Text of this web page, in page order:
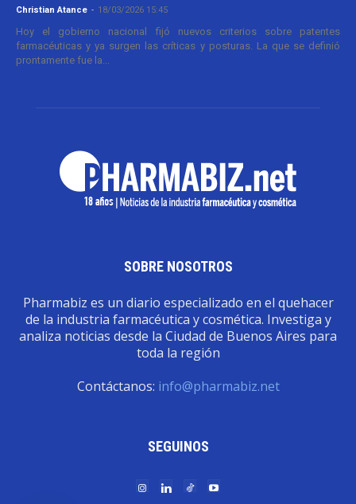
Christian Atance - 18/03/2026 15:45
Hoy el gobierno nacional fijó nuevos criterios sobre patentes
farmacéuticas y ya surgen las críticas y posturas. La que se definió
prontamente fue la...
SOBRE NOSOTROS
Pharmabiz es un diario especializado en el quehacer
de la industria farmacéutica y cosmética. Investiga y
analiza noticias desde la Ciudad de Buenos Aires para
toda la región
Contáctanos: info@pharmabiz.net
SEGUINOS